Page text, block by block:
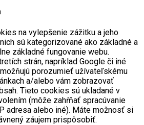
na vylepšenie zážitku a jeho
sú kategorizované ako základné a
základné fungovanie webu.
strán, napríklad Google či iné
porozumieť užívateľskému
a/alebo vám zobrazovať
Tieto cookies sú ukladané v
(môže zahŕňať spracúvanie
adresa alebo iné). Máte možnosť si
záujem prispôsobiť.